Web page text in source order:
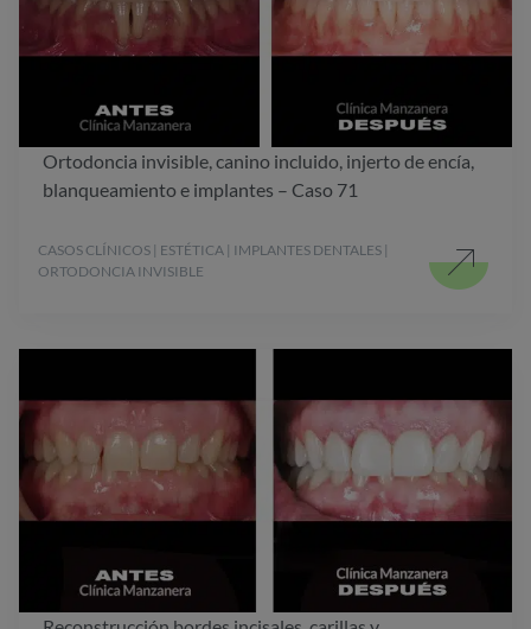
Ortodoncia invisible, canino incluido, injerto de encía,
blanqueamiento e implantes – Caso 71
CASOS CLÍNICOS | ESTÉTICA | IMPLANTES DENTALES |
ORTODONCIA INVISIBLE